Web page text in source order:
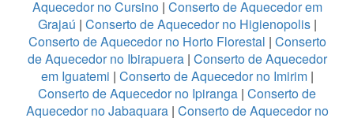
Aquecedor no Cursino| Conserto de Aquecedor em
Grajaú | Conserto de Aquecedor no Higienopolis|
Conserto de Aquecedor no Horto Florestal | Conserto
de Aquecedor no Ibirapuera| Conserto de Aquecedor
em Iguatemi | Conserto de Aquecedor no Imirim|
Conserto de Aquecedor no Ipiranga | Conserto de
Aquecedor no Jabaquara| Conserto de Aquecedor no